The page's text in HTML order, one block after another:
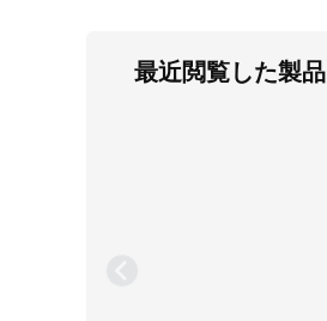
最近閲覧した製品